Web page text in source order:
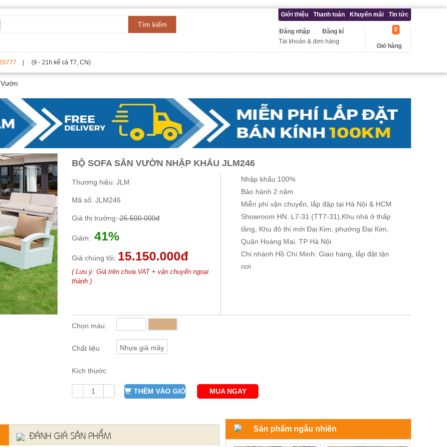
Tìm kiếm
Giới thiệu Thanh toán Khuyến mãi Tin tức
Đăng kí
Đăng nhập
Tài khoản & đơn hàng
Giỏ hàng
0
| (9 - 21h kể cả T7, CN)
BỘ SOFA SÂN VƯỜN NHẬP KHẨU JLM246
Thương hiệu: JLM
Mã số: JLM246
Giá thị trường:25.500.000đ
Giảm: 41%
Giá chúng tôi: 15.150.000đ
( Lưu ý: Giá trên chưa VAT + vận chuyển ngoại
thành )
Nhập khẩu 100%
Bảo hành 2 năm
Miễn phí vận chuyển, lắp đặp tại Hà Nội & HCM
Showroom HN: L7-31 (TT7-31),Khu nhà ở thấp
tầng, Khu đô thị mới Đại Kim, phường Đại Kim,
Quận Hoàng Mai, TP Hà Nội
Chi nhánh Hồ Chí Minh: Giao hàng, lắp đặt tận
nơi
Chọn màu:
Chất liệu Nhựa giả mây
Kích thước
THÊM VÀO GIỎ MUA NGAY
ĐÁNH GIÁ SẢN PHẨM
Sản phẩm ngẫu nhiên